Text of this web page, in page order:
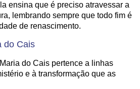
ensina que é preciso atravessar a
lembrando sempre que todo fim é
de renascimento.
do Cais
do Cais pertence a linhas
e à transformação que as